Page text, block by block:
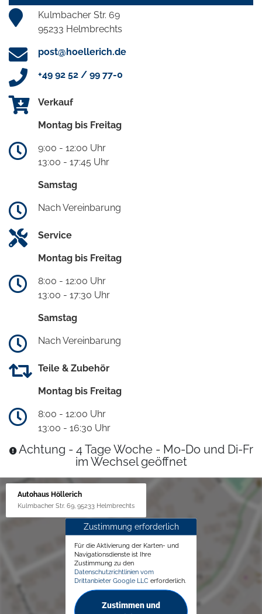
Kulmbacher Str. 69
95233 Helmbrechts
post@hoellerich.de
+49 92 52 / 99 77-0
Verkauf
Montag bis Freitag
9:00 - 12:00 Uhr
13:00 - 17:45 Uhr
Samstag
Nach Vereinbarung
Service
Montag bis Freitag
8:00 - 12:00 Uhr
13:00 - 17:30 Uhr
Samstag
Nach Vereinbarung
Teile & Zubehör
Montag bis Freitag
8:00 - 12:00 Uhr
13:00 - 16:30 Uhr
Achtung - 4 Tage Woche - Mo-Do und Di-Fr
im Wechsel geöffnet
Autohaus Höllerich
Kulmbacher Str. 69, 95233 Helmbrechts
Zustimmung erforderlich
Für die Aktivierung der Karten- und
Navigationsdienste ist Ihre
Zustimmung zu den
Datenschutzrichtlinien vom
Drittanbieter Google LLC erforderlich.
Zustimmen und